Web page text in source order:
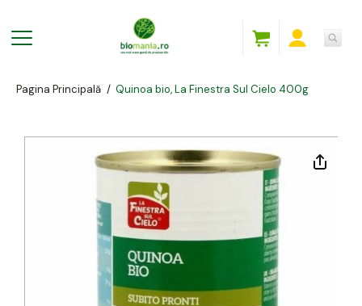
Pagina Principală / Quinoa bio, La Finestra Sul Cielo 400g